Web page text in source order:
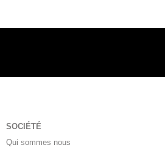
SOCIÉTÉ
Qui sommes nous